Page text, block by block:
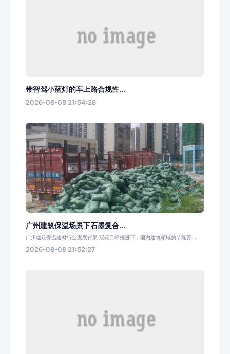
带智驾小蓝灯的车上路合规性...
2026-08-08 21:54:28
广州建筑保温场景下石墨复合...
广州建筑保温建材行业发展背景 双碳目标推进下，国内建筑领域的节能要...
2026-08-08 21:52:27